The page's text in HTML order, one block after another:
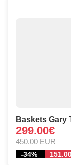
Baskets Gary
299.00€
450.00 EUR
-34%